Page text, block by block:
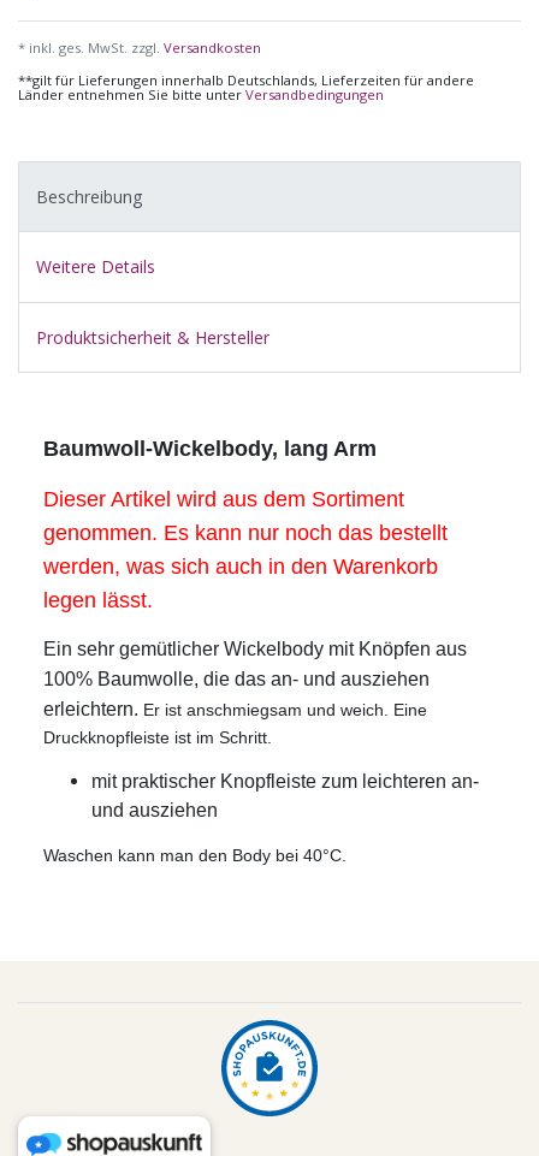
* inkl. ges. MwSt. zzgl. Versandkosten
**gilt für Lieferungen innerhalb Deutschlands, Lieferzeiten für andere
Länder entnehmen Sie bitte unter Versandbedingungen
Beschreibung
Weitere Details
Produktsicherheit & Hersteller
Baumwoll-Wickelbody, lang Arm
Dieser Artikel wird aus dem Sortiment
genommen. Es kann nur noch das bestellt
werden, was sich auch in den Warenkorb
legen lässt.
Ein sehr gemütlicher Wickelbody mit Knöpfen aus
100% Baumwolle, die das an- und ausziehen
erleichtern. Er ist anschmiegsam und weich. Eine
Druckknopfleiste ist im Schritt.
mit praktischer Knopfleiste zum leichteren an-
und ausziehen
Waschen kann man den Body bei 40°C.